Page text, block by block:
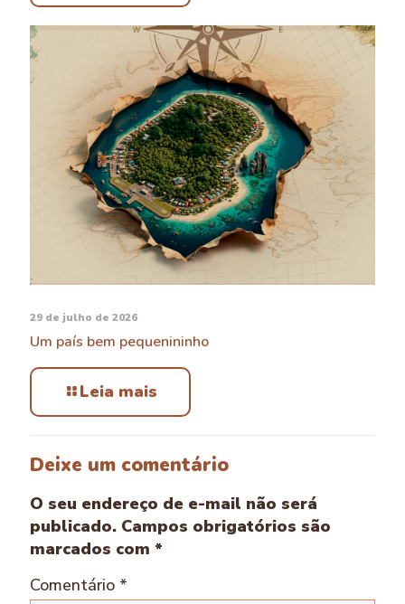
29 de julho de 2026
Um país bem pequenininho
Leia mais
Deixe um comentário
O seu endereço de e-mail não será
publicado. Campos obrigatórios são
marcados com *
Comentário *